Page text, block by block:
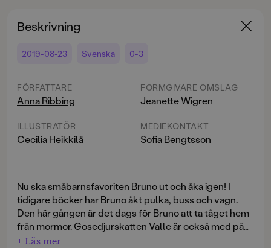
Beskrivning
2019-08-23 Svenska 0-3
FÖRFATTARE
Anna Ribbing
ILLUSTRATÖR
Cecilia Heikkilä
FORMGIVARE OMSLAG
Jeanette Wigren
MEDIEKONTAKT
Sofia Bengtsson
Nu ska småbarnsfavoriten Bruno ut och åka igen! I
tidigare böcker har Bruno åkt pulka, buss och vagn.
Den här gången är det dags för Bruno att ta tåget hem
från mormor. Gosedjurskatten Valle är också med på
tåget, men han är lite rädd. Som tur är vet Bruno både
+ Läs mer